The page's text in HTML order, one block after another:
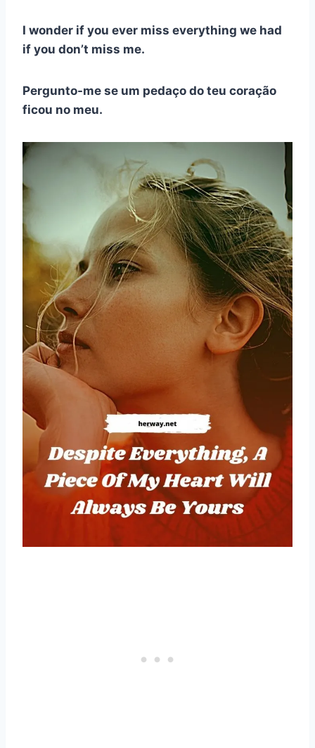
I wonder if you ever miss everything we had
if you don’t miss me.
Pergunto-me se um pedaço do teu coração
ficou no meu.